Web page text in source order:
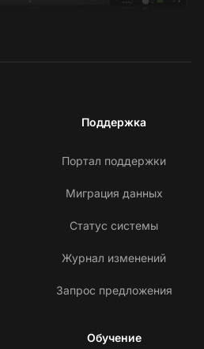
Поддержка
Портал поддержки
Миграция данных
Статус системы
Журнал изменений
Запрос предложения
Обучение